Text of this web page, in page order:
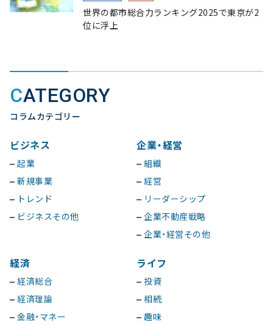
世界の都市総合力ランキング2025で東京が2
位に浮上
CATEGORY
コラムカテゴリー
ビジネス
起業
新規事業
トレンド
ビジネスその他
企業・経営
組織
経営
リーダーシップ
企業不動産戦略
企業・経営その他
経済
経済総合
経済理論
金融・マネー
ライフ
投資
相続
趣味